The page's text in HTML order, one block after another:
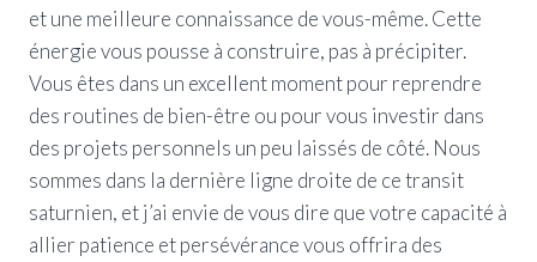
et une meilleure connaissance de vous-même. Cette
énergie vous pousse à construire, pas à précipiter.
Vous êtes dans un excellent moment pour reprendre
des routines de bien-être ou pour vous investir dans
des projets personnels un peu laissés de côté. Nous
sommes dans la dernière ligne droite de ce transit
saturnien, et j’ai envie de vous dire que votre capacité à
allier patience et persévérance vous offrira des